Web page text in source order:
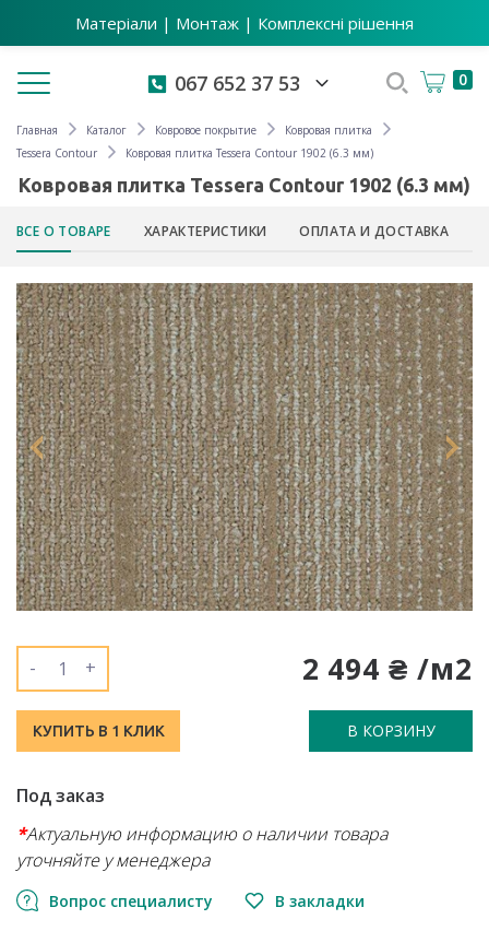
Матеріали | Монтаж | Комплексні рішення
Toggle navigation 067 652 37 53 0
Главная Каталог Ковровое покрытие
Ковровая плитка
Tessera Contour
Ковровая плитка Tessera Contour 1902 (6.3 мм)
Ковровая плитка Tessera Contour 1902 (6.3 мм)
ВСЕ О ТОВАРЕ ХАРАКТЕРИСТИКИ ОПЛАТА И ДОСТАВКА
2 494 ₴ /м2
- +
КУПИТЬ В 1 КЛИК В КОРЗИНУ
Под заказ
*Актуальную информацию о наличии товара
уточняйте у менеджера
Вопрос специалисту В закладки